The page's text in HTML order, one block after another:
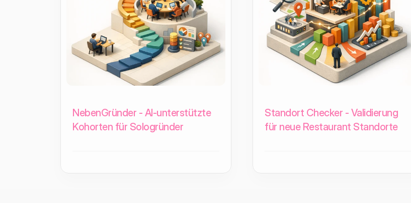
NebenGründer - AI-unterstützte
Kohorten für Sologründer
Standort Checker - Validierung
für neue Restaurant Standorte